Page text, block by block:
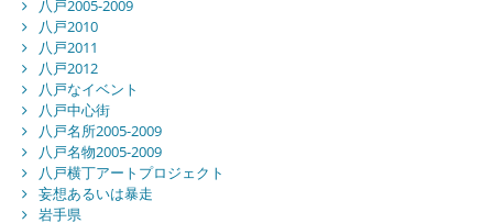
八戸2005-2009
八戸2010
八戸2011
八戸2012
八戸なイベント
八戸中心街
八戸名所2005-2009
八戸名物2005-2009
八戸横丁アートプロジェクト
妄想あるいは暴走
岩手県